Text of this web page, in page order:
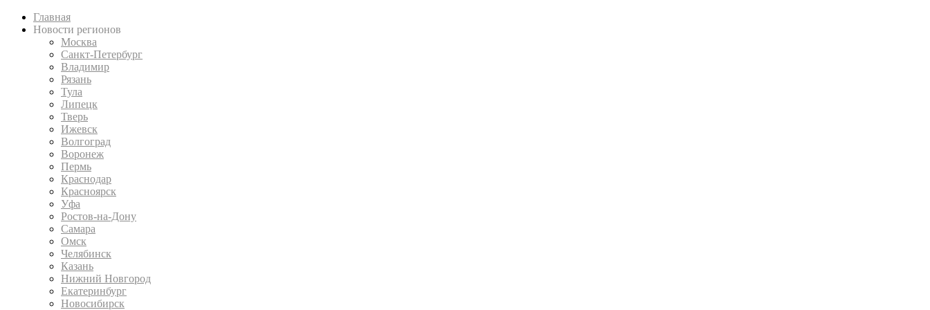
Главная
Новости регионов
Москва
Санкт-Петербург
Владимир
Рязань
Тула
Липецк
Тверь
Ижевск
Волгоград
Воронеж
Пермь
Краснодар
Красноярск
Уфа
Ростов-на-Дону
Самара
Омск
Челябинск
Казань
Нижний Новгород
Екатеринбург
Новосибирск